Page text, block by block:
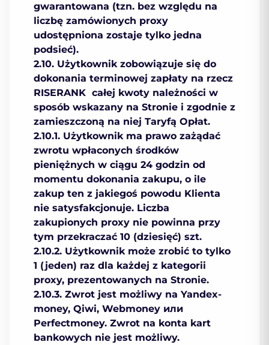
gwarantowana (tzn. bez względu na
liczbę zamówionych proxy
udostępniona zostaje tylko jedna
podsieć).
2.10. Użytkownik zobowiązuje się do
dokonania terminowej zapłaty na rzecz
RISERANK całej kwoty należności w
sposób wskazany na Stronie i zgodnie z
zamieszczoną na niej Taryfą Opłat.
2.10.1. Użytkownik ma prawo zażądać
zwrotu wpłaconych środków
pieniężnych w ciągu 24 godzin od
momentu dokonania zakupu, o ile
zakup ten z jakiegoś powodu Klienta
nie satysfakcjonuje. Liczba
zakupionych proxy nie powinna przy
tym przekraczać 10 (dziesięć) szt.
2.10.2. Użytkownik może zrobić to tylko
1 (jeden) raz dla każdej z kategorii
proxy, prezentowanych na Stronie.
2.10.3. Zwrot jest możliwy na Yandex-
money, Qiwi, Webmoney или
Perfectmoney. Zwrot na konta kart
bankowych nie jest możliwy.